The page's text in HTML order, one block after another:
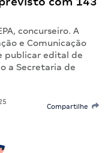
concurseiro. A
e Comunicação
publicar edital de
a Secretaria de
Compartilhe